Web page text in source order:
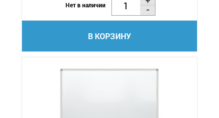
Нет в наличии
В КОРЗИНУ